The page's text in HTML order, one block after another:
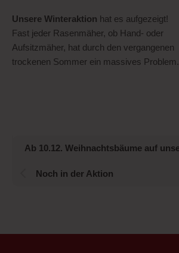
Unsere Winteraktion hat es aufgezeigt!
Fast jeder Rasenmäher, ob Hand- oder
Aufsitzmäher, hat durch den vergangenen
trockenen Sommer ein massives Problem.
Noch in der Aktion